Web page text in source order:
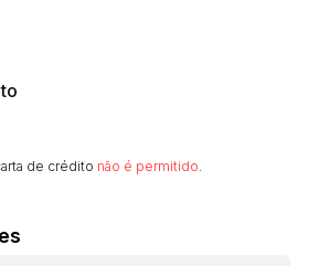
de crédito não é permitido